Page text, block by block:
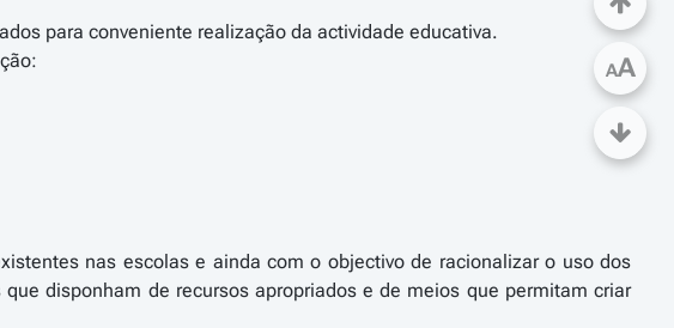
para conveniente realização da actividade educativa.
nas escolas e ainda com o objectivo de racionalizar o uso dos
disponham de recursos apropriados e de meios que permitam criar
AA